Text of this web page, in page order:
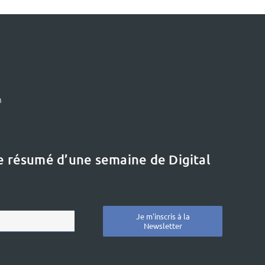
résumé d’une semaine de Digital
Je m'inscris à la
Newsletter